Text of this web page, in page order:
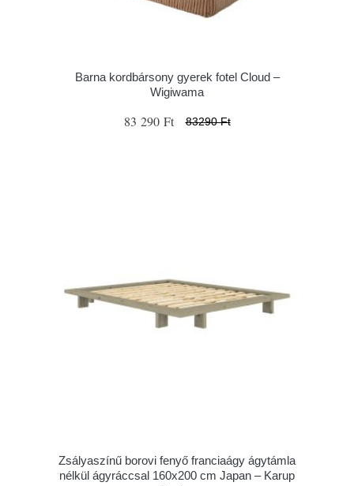
Barna kordbársony gyerek fotel Cloud –
Wigiwama
83 290 Ft 83290 Ft
Zsályaszínű borovi fenyő franciaágy ágytámla
nélkül ágyráccsal 160x200 cm Japan – Karup